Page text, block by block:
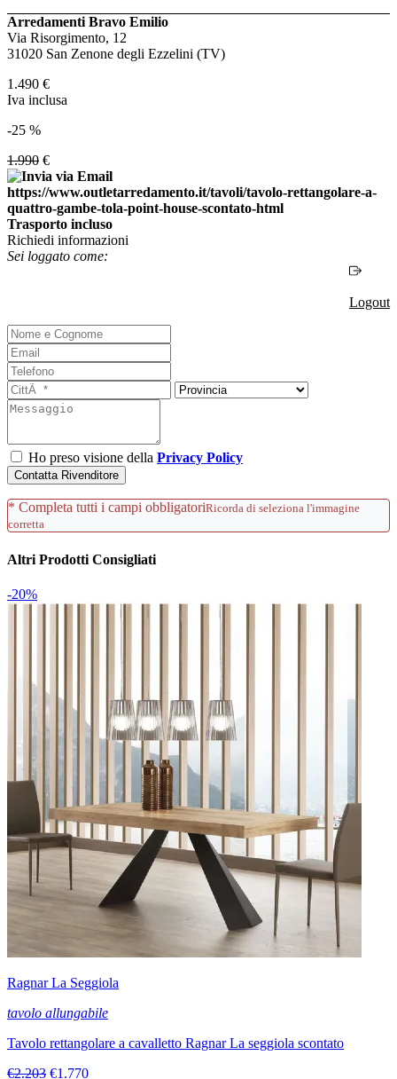
Arredamenti Bravo Emilio
Via Risorgimento, 12
31020 San Zenone degli Ezzelini (TV)
1.490 €
Iva inclusa
-25 %
1.990 €
Trasporto incluso
Richiedi informazioni
Sei loggato come:
Logout
Ho preso visione della Privacy Policy
Contatta Rivenditore
* Completa tutti i campi obbligatoriRicorda di seleziona l'immagine
corretta
Altri Prodotti Consigliati
-20%
Ragnar La Seggiola
tavolo allungabile
Tavolo rettangolare a cavalletto Ragnar La seggiola scontato
€2.203 €1.770